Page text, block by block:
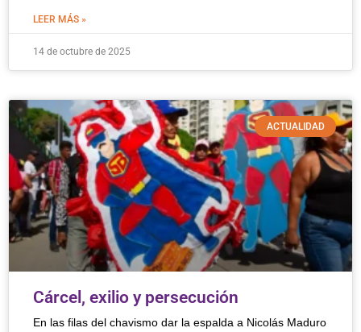
LEER MÁS »
14 de octubre de 2025
ACTUALIDAD
Cárcel, exilio y persecución
En las filas del chavismo dar la espalda a Nicolás Maduro